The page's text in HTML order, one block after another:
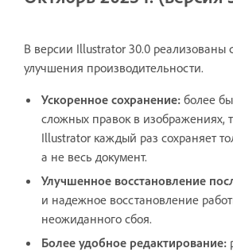
В версии Illustrator 30.0 реализованы
улучшения производительности.
Ускоренное сохранение: более
сложных правок в изображениях,
Illustrator каждый раз сохраняет
а не весь документ.
Улучшенное восстановление
и надежное восстановление
неожиданного сбоя.
Более удобное редактирование: